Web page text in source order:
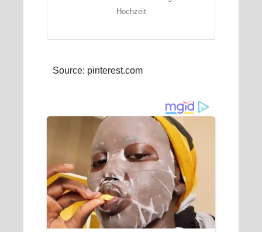
Hochzeit
Source: pinterest.com